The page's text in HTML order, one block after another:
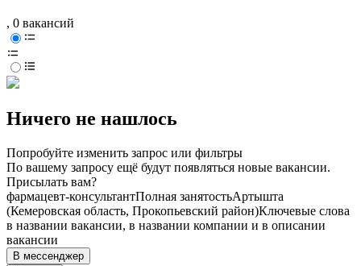
, 0 вакансий
Ничего не нашлось
Попробуйте изменить запрос или фильтры
По вашему запросу ещё будут появляться новые вакансии.
Присылать вам?
фармацевт-консультантПолная занятостьАртышта
(Кемеровская область, Прокопьевский район)Ключевые слова
в названии вакансии, в названии компании и в описании
вакансии
В мессенджер